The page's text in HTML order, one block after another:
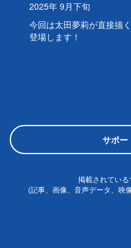
2025年 9月下旬
今回は太田夢莉が直接描
登場します！
サポー
掲載されてい
(記事、画像、音声データ、映